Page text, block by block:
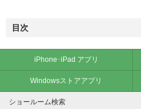
目次
iPhone･iPad アプリ
Windowsストアアプリ
ショールーム検索